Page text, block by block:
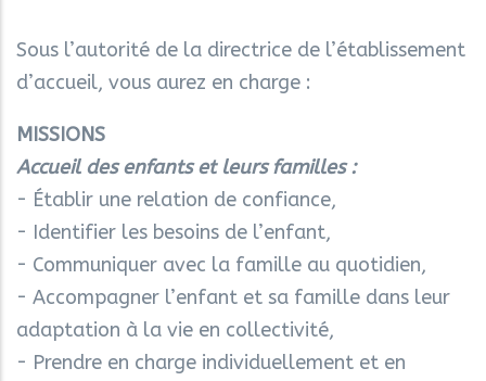
Sous l’autorité de la directrice de l’établissement
d’accueil, vous aurez en charge :
MISSIONS
Accueil des enfants et leurs familles :
- Établir une relation de confiance,
- Identifier les besoins de l’enfant,
- Communiquer avec la famille au quotidien,
- Accompagner l’enfant et sa famille dans leur
adaptation à la vie en collectivité,
- Prendre en charge individuellement et en